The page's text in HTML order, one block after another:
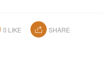
0 LIKE SHARE